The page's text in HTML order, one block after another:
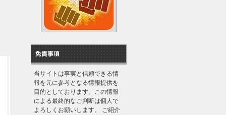
免責事項
当サイトは事実と信頼できる情
報を元に参考となる情報提供を
目的としております。この情報
による最終的なご判断は個人で
よろしくお願いします。 ご紹介